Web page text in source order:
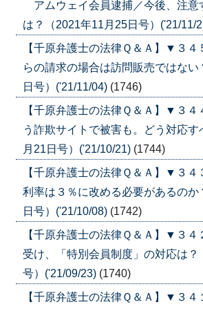
アムウェイ会員逮捕／今後、注意
は？（2021年11月25日号）('21/11/
【千原弁護士の法律Ｑ＆Ａ】▼３
らの請求の場合は訪問販売ではな
日号）('21/11/04) (1746)
【千原弁護士の法律Ｑ＆Ａ】▼３
う詐欺サイトで被害も。どう対応
月21日号）('21/10/21) (1744)
【千原弁護士の法律Ｑ＆Ａ】▼３
利率は３％に改める必要があるのか
日号）('21/10/08) (1742)
【千原弁護士の法律Ｑ＆Ａ】▼３
受け、「特別会員制度」の対応は？
号）('21/09/23) (1740)
【千原弁護士の法律Ｑ＆Ａ】▼３